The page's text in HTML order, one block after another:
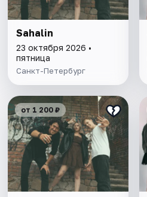
Sahalin
23 октября 2026 •
пятница
Санкт-Петербург
от 1 200 ₽